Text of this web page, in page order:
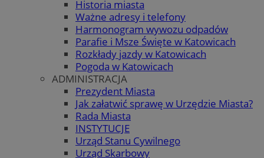
Historia miasta
Ważne adresy i telefony
Harmonogram wywozu odpadów
Parafie i Msze Święte w Katowicach
Rozkłady jazdy w Katowicach
Pogoda w Katowicach
ADMINISTRACJA
Prezydent Miasta
Jak załatwić sprawę w Urzędzie Miasta?
Rada Miasta
INSTYTUCJE
Urząd Stanu Cywilnego
Urząd Skarbowy